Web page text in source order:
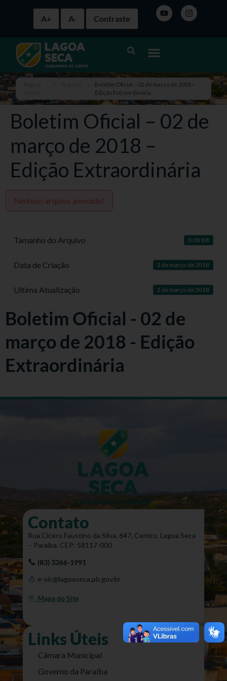
A+ A- Contraste
Boletim Oficial – 02 de março de 2018 –
Edição Extraordinária
Boletim Oficial – 02 de
março de 2018 –
Edição Extraordinária
Nenhum arquivo anexado!
Tamanho do Arquivo 0.00 KB
Data de Criação 2 de março de 2018
Ultima Atualização 2 de março de 2018
Boletim Oficial - 02 de
março de 2018 - Edição
Extraordinária
Contato
Rua Cícero Faustino da Silva, 647, Centro, Lagoa Seca
– Paraíba. CEP: 58117-000
(83) 3366-1991
e-sic@lagoaseca.pb.gov.br
Mapa do Site
Links Úteis
Câmara Municipal
Governo da Paraíba